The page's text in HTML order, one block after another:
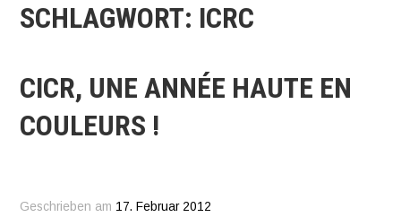
SCHLAGWORT: ICRC
CICR, UNE ANNÉE HAUTE EN
COULEURS !
Geschrieben am 17. Februar 2012